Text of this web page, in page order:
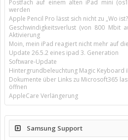
Postfach auf einem alten iPad mini
werden
Apple Pencil Pro lässt sich nicht zu „Wo
Geschwindigkeitsverlust (von 800 Mbit
Aktivierung
Moin, mein iPad reagiert nicht mehr auf
Update 26.5.2 eines ipad 3. Generation
Software-Update
Hintergrundbeleuchtung Magic Keyboard
Dokumente über Links zu Microsoft365
öffnen
AppleCare Verlängerung
Samsung Support